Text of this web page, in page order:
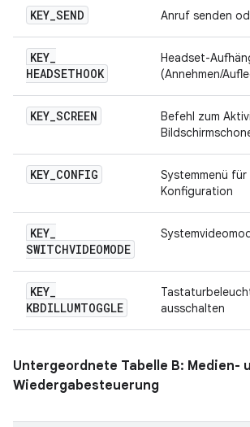
KEY_SEND Anruf senden
KEY_
HEADSETHOOK
Headset-
(Annehmen/
KEY_SCREEN
Befehl zum
KEY_CONFIG
Systemmenü für
Konfiguration
KEY_
SWITCHVIDEOMODE
KEY_
KBDILLUMTOGGLE
ausschalten
Untergeordnete Tabelle B: Medien-
Wiedergabesteuerung